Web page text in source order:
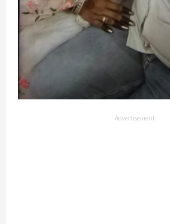
Advertisement